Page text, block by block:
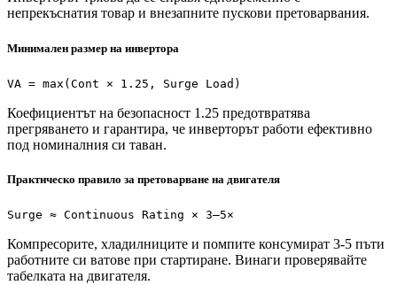
непрекъснатия товар и внезапните пускови претоварвания.
Минимален размер на инвертора
VA = max(Cont × 1.25, Surge Load)
Коефициентът на безопасност 1.25 предотвратява
прегряването и гарантира, че инверторът работи ефективно
под номиналния си таван.
Практическо правило за претоварване на двигателя
Surge ≈ Continuous Rating × 3–5×
Компресорите, хладилниците и помпите консумират 3-5 пъти
работните си ватове при стартиране. Винаги проверявайте
табелката на двигателя.